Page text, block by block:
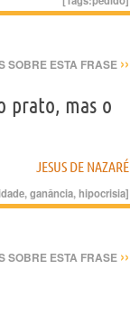
SOBRE ESTA FRASE ››
prato, mas o
JESUS DE NAZARÉ
,ganância,hipocrisia]
SOBRE ESTA FRASE ››